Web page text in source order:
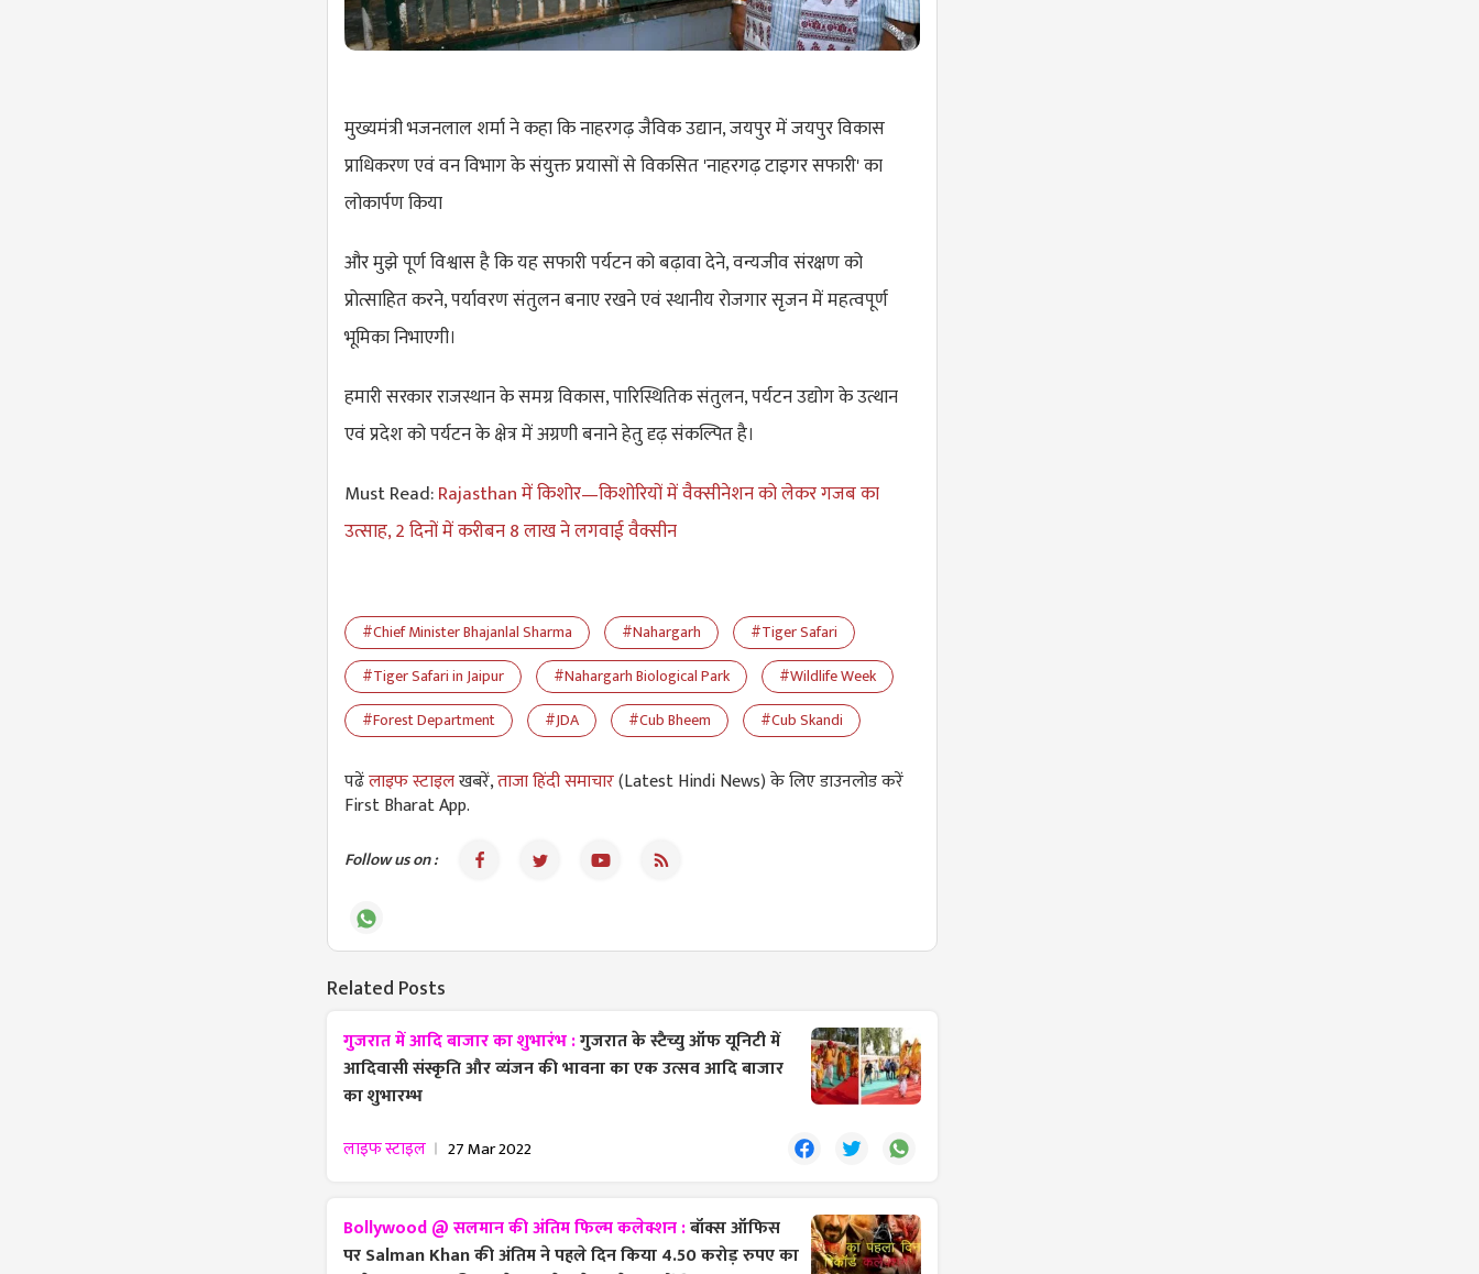
मुख्यमंत्री भजनलाल शर्मा ने कहा कि नाहरगढ़ जैविक उद्यान, जयपुर में जयपुर विकास
प्राधिकरण एवं वन विभाग के संयुक्त प्रयासों से विकसित 'नाहरगढ़ टाइगर सफारी' का
लोकार्पण किया
और मुझे पूर्ण विश्वास है कि यह सफारी पर्यटन को बढ़ावा देने, वन्यजीव संरक्षण को
प्रोत्साहित करने, पर्यावरण संतुलन बनाए रखने एवं स्थानीय रोजगार सृजन में महत्वपूर्ण
भूमिका निभाएगी।
हमारी सरकार राजस्थान के समग्र विकास, पारिस्थितिक संतुलन, पर्यटन उद्योग के उत्थान
एवं प्रदेश को पर्यटन के क्षेत्र में अग्रणी बनाने हेतु दृढ़ संकल्पित है।
Must Read:Rajasthan में किशोर—किशोरियों में वैक्सीनेशन को लेकर गजब का
उत्साह, 2 दिनों में करीबन 8 लाख ने लगवाई वैक्सीन
#Chief Minister Bhajanlal Sharma #Nahargarh
#Tiger Safari
#Tiger Safari in Jaipur
#Nahargarh Biological Park
#Wildlife Week
#Forest Department
#JDA #Cub Bheem #Cub Skandi
पढेंलाइफ स्टाइलखबरें,ताजा हिंदी समाचार(Latest Hindi News) के लिए डाउनलोड करें
First Bharat App.
Follow us on :
Related Posts
गुजरात में आदि बाजार का शुभारंभ :गुजरात के स्टैच्यु ऑफ यूनिटी में
आदिवासी संस्कृति और व्यंजन की भावना का एक उत्सव आदि बाजार
का शुभारम्भ
लाइफ स्टाइल 27 Mar 2022
Bollywood @ सलमान की अंतिम फिल्म कलेक्शन :बॉक्स ऑफिस
पर Salman Khan की अंतिम ने पहले दिन किया 4.50 करोड़ रुपए का